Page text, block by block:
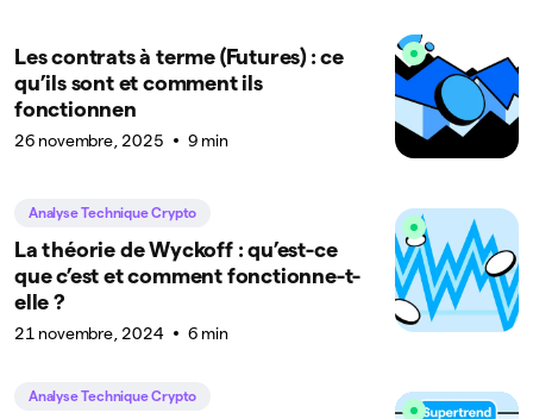
Les contrats à terme (Futures) : ce
qu’ils sont et comment ils
fonctionnen
26 novembre, 2025 9 min
Analyse Technique Crypto
La théorie de Wyckoff : qu’est-ce
que c’est et comment fonctionne-t-
elle ?
21 novembre, 2024 6 min
Analyse Technique Crypto